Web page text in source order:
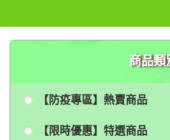
商品類
【防疫專區】熱賣商品
【限時優惠】特選商品